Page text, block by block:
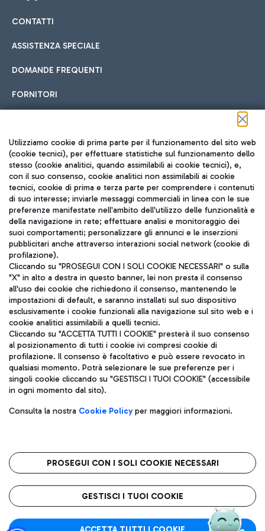
Cucina Internazionale
Fast Food
Pizza
Gelateria
Wine Bar & Sparkling
Hotel in aeroporto
Scegli l'alloggio più adatto e approfitta della vicinanza
all'aeroporto.
Car sharing
Con il Car Sharing è ancora più facile spostarsi
Treno
Raggiungi velocemente l'aeroporto di Fiumicino da Roma
tramite i servizi ferroviari Trenitalia.
Autobus
Scopri le linee di autobus per raggiungere l'aeroporto
Leonardo Da Vinci.
Raggiungi l’aeroporto senza pensieri con il servizio di taxi a
Ristoranti
Scopri la nostra offerta per una pausa gustosa in aeroporto
Mappa Aeroporto Fiumicino
CONTATTI
ASSISTENZA SPECIALE
DOMANDE FREQUENTI
FORNITORI
Seguici sui social
TRAVEL JOURNAL
ITA
Aeroporti di Roma S.p.A. - Società soggetta a direzione e
coordinamento di Mundys S.p.A.
Codice fiscale e Registro delle Imprese di Roma 13032990155 P.
IVA 06572251004
Capitale sociale 62.224.743,00 int. vers.
Sede legale: Via Pier Paolo Racchetti 1 - 00054 Fiumicino (RM)
telefono +39 06 65951
Privacy policy
Note legali
Roma FCO
L'aeroporto stellato
Utilizziamo cookie di prima parte per il funzionamento del sito web
(cookie tecnici), per effettuare statistiche sul funzionamento dello
stesso (cookie analitici, quando assimilabili ai cookie tecnici), e,
con il suo consenso, cookie analitici non assimilabili ai cookie
tecnici, cookie di prima e terza parte per comprendere i contenuti
di suo interesse; inviarle messaggi commerciali in linea con le sue
preferenze manifestate nell'ambito dell'utilizzo delle funzionalità e
della navigazione in rete; effettuare analisi e monitoraggio dei
suoi comportamenti; personalizzare gli annunci e le inserzioni
pubblicitari anche attraverso interazioni social network (cookie di
profilazione).
Cliccando su "PROSEGUI CON I SOLI COOKIE NECESSARI" o sulla
"X" in alto a destra in questo banner, lei non presta il consenso
all'uso dei cookie che richiedono il consenso, mantenendo le
impostazioni di default, e saranno installati sul suo dispositivo
esclusivamente i cookie funzionali alla navigazione sul sito web e i
cookie analitici assimilabili a quelli tecnici.
Cliccando su "ACCETTA TUTTI I COOKIE" presterà il suo consenso
al posizionamento di tutti i cookie ivi compresi cookie di
profilazione. Il consenso è facoltativo e può essere revocato in
qualsiasi momento. Potrà selezionare le sue preferenze per i
singoli cookie cliccando su "GESTISCI I TUOI COOKIE" (accessibile
in ogni momento dal sito).
Consulta la nostra Cookie Policyper maggiori informazioni.
PROSEGUI CON I SOLI COOKIE NECESSARI
GESTISCI I TUOI COOKIE